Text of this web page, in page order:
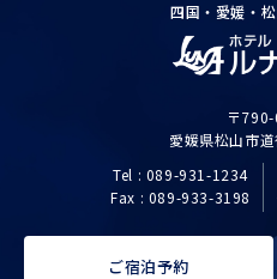
四国・愛媛・
〒
愛媛県松山市
Tel : 089-931-1234
Fax : 089-933-3198
ご宿泊予約